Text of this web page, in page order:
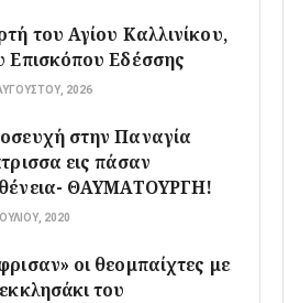
του Αγίου Καλλινίκου,
Επισκόπου Εδέσσης
2026
στην Παναγία
εις πάσαν
ΘΑΥΜΑΤΟΥΡΓΗ!
2020
οι θεομπαίχτες με
του